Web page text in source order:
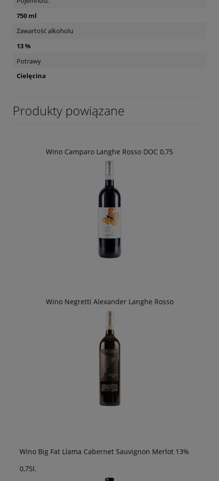
750 ml
Zawartość alkoholu
13 %
Potrawy
Cielęcina
Produkty powiązane
Wino Camparo Langhe Rosso DOC 0,75
Wino Negretti Alexander Langhe Rosso
Wino Big Fat Llama Cabernet Sauvignon Merlot 13%
0,75l.